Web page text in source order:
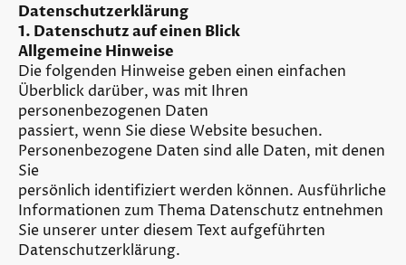
Datenschutzerklärung
1. Datenschutz auf einen Blick
Allgemeine Hinweise
Die folgenden Hinweise geben einen einfachen
Überblick darüber, was mit Ihren
personenbezogenen Daten
passiert, wenn Sie diese Website besuchen.
Personenbezogene Daten sind alle Daten, mit denen
Sie
persönlich identifiziert werden können. Ausführliche
Informationen zum Thema Datenschutz entnehmen
Sie unserer unter diesem Text aufgeführten
Datenschutzerklärung.